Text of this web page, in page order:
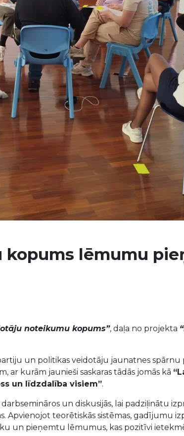
kopums lēmumu
noteikumu kopums”, daļa no projekta
un politikas veidotāju jaunatnes
ar kurām jaunieši saskaras tādās jomās kā
un līdzdalība visiem”.
un diskusijās, lai padziļinātu
Apvienojot teorētiskās sistēmas, gadījumu
un pieņemtu lēmumus, kas pozitīvi